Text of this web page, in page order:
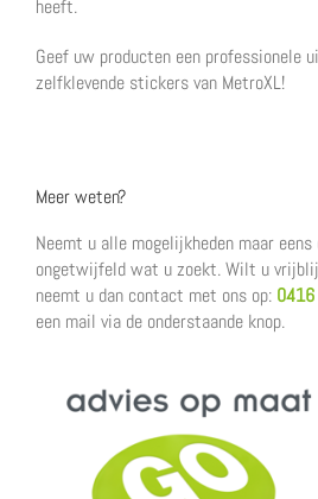
heeft.
Geef uw producten een professionele
zelfklevende stickers van MetroXL!
Meer weten?
Neemt u alle mogelijkheden maar eens
ongetwijfeld wat u zoekt. Wilt u
neemt u dan contact met ons op:
een mail via de onderstaande knop.